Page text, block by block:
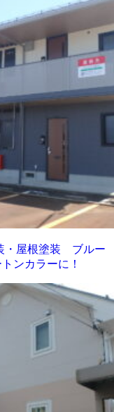
・屋根塗装 ブルー
ンカラーに！